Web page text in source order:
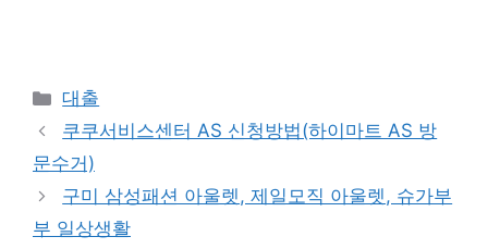
Categories
대출
쿠쿠서비스센터 AS 신청방법(하이마트 AS 방
문수거)
구미 삼성패션 아울렛, 제일모직 아울렛, 슈가부
부 일상생활